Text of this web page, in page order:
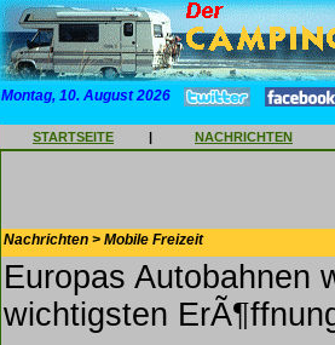
Montag, 10. August 2026
STARTSEITE | NACHRICHTEN
Nachrichten > Mobile Freizeit
Europas Autobahnen
wichtigsten